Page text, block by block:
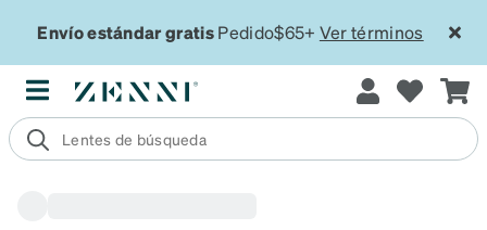
Envío estándar gratisPedido$65+ Ver términos